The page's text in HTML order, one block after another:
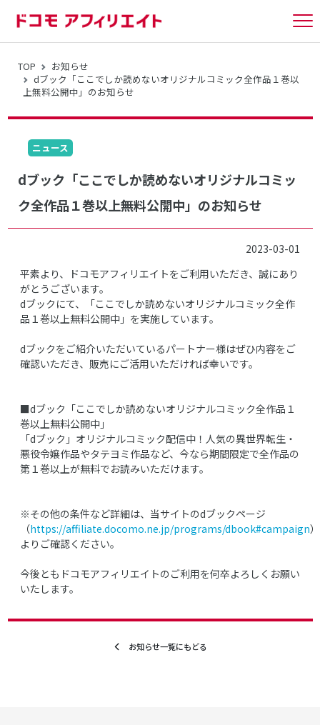
TOP
お知らせ
dブック「ここでしか読めないオリジナルコミック全作品１巻以
上無料公開中」のお知らせ
ニュース
dブック「ここでしか読めないオリジナルコミッ
ク全作品１巻以上無料公開中」のお知らせ
2023-03-01
平素より、ドコモアフィリエイトをご利用いただき、誠にあり
がとうございます。
dブックにて、「ここでしか読めないオリジナルコミック全作
品１巻以上無料公開中」を実施しています。
dブックをご紹介いただいているパートナー様はぜひ内容をご
確認いただき、販売にご活用いただければ幸いです。
■dブック「ここでしか読めないオリジナルコミック全作品１
巻以上無料公開中」
「dブック」オリジナルコミック配信中！人気の異世界転生・
悪役令嬢作品やタテヨミ作品など、今なら期間限定で全作品の
第１巻以上が無料でお読みいただけます。
※その他の条件など詳細は、当サイトのdブックページ
（https://affiliate.docomo.ne.jp/programs/dbook#campaign）
よりご確認ください。
今後ともドコモアフィリエイトのご利用を何卒よろしくお願い
いたします。
お知らせ一覧にもどる